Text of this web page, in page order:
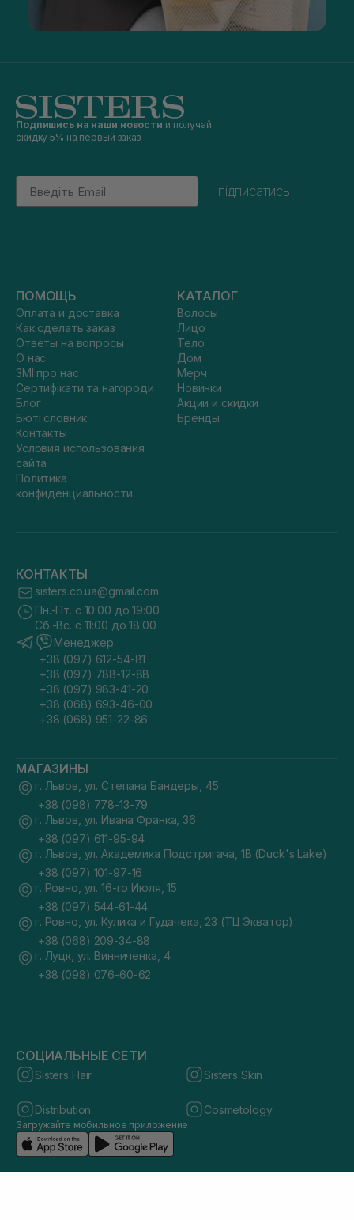
Подпишись на наши новости и получай
скидку 5% на первый заказ
Email
підписатись
ПОМОЩЬ
Оплата и доставка
Как сделать заказ
Ответы на вопросы
О нас
ЗМІ про нас
Сертифікати та нагороди
Блог
Бюті словник
Контакты
Условия использования
сайта
Политика
конфиденциальности
КАТАЛОГ
Волосы
Лицо
Тело
Дом
Мерч
Новинки
Акции и скидки
Бренды
КОНТАКТЫ
sisters.co.ua@gmail.com
Пн.-Пт. с 10:00 до 19:00
Сб.-Вс. с 11:00 до 18:00
Менеджер
+38 (097) 612-54-81
+38 (097) 788-12-88
+38 (097) 983-41-20
+38 (068) 693-46-00
+38 (068) 951-22-86
МАГАЗИНЫ
г. Львов, ул. Степана Бандеры, 45
+38 (098) 778-13-79
г. Львов, ул. Ивана Франка, 36
+38 (097) 611-95-94
г. Львов, ул. Академика Подстригача, 1В (Duck's Lake)
+38 (097) 101-97-16
г. Ровно, ул. 16-го Июля, 15
+38 (097) 544-61-44
г. Ровно, ул. Кулика и Гудачека, 23 (ТЦ Экватор)
+38 (068) 209-34-88
г. Луцк, ул. Винниченка, 4
+38 (098) 076-60-62
СОЦИАЛЬНЫЕ СЕТИ
Sisters Hair Sisters Skin
Distribution Cosmetology
Загружайте мобильное приложение